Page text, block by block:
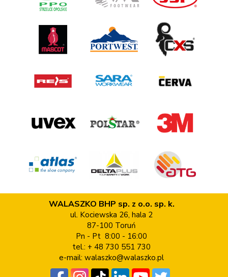
WALASZKO BHP sp. z o.o. sp. k.
ul. Kociewska 26, hala 2
87-100 Toruń
Pn - Pt 8:00 - 16:00
tel.: + 48 730 551 730
e-mail: walaszko@walaszko.pl